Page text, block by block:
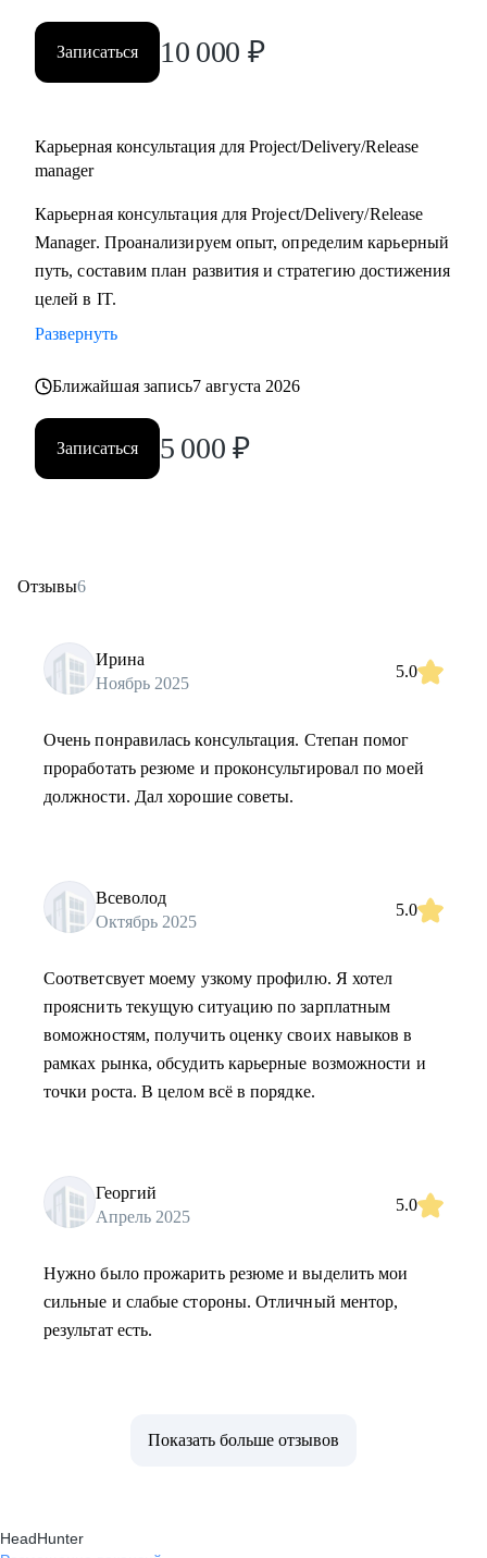
Записаться 10 000 ₽
Карьерная консультация для Project/Delivery/Release
manager
Карьерная консультация для Project/Delivery/Release
Manager. Проанализируем опыт, определим карьерный
путь, составим план развития и стратегию достижения
целей в IT.
Развернуть
Ближайшая запись7 августа 2026
Записаться 5 000 ₽
Отзывы6
Ирина
Ноябрь 2025
5.0
Очень понравилась консультация. Степан помог
проработать резюме и проконсультировал по моей
должности. Дал хорошие советы.
Всеволод
Октябрь 2025
5.0
Соответсвует моему узкому профилю. Я хотел
прояснить текущую ситуацию по зарплатным
воможностям, получить оценку своих навыков в
рамках рынка, обсудить карьерные возможности и
точки роста. В целом всё в порядке.
Георгий
Апрель 2025
5.0
Нужно было прожарить резюме и выделить мои
сильные и слабые стороны. Отличный ментор,
результат есть.
Показать больше отзывов
HeadHunter